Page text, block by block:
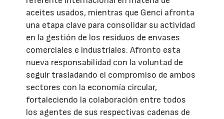
aceites usados, mientras que Genci afronta
una etapa clave para consolidar su actividad
en la gestión de los residuos de envases
comerciales e industriales. Afronto esta
nueva responsabilidad con la voluntad de
seguir trasladando el compromiso de ambos
sectores con la economía circular,
fortaleciendo la colaboración entre todos
los agentes de sus respectivas cadenas de